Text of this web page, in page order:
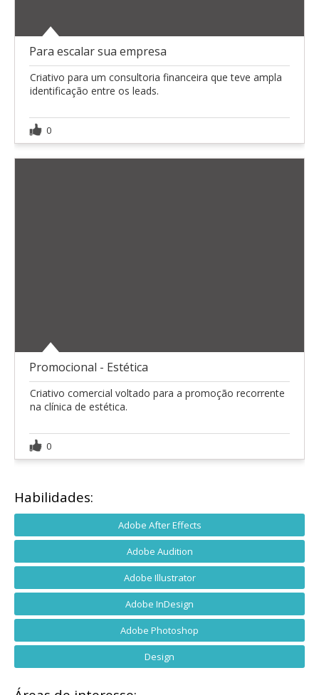
Para escalar sua empresa
Criativo para um consultoria financeira que teve ampla
identificação entre os leads.
0
Promocional - Estética
Criativo comercial voltado para a promoção recorrente
na clínica de estética.
0
Habilidades:
Adobe After Effects
Adobe Audition
Adobe Illustrator
Adobe InDesign
Adobe Photoshop
Design